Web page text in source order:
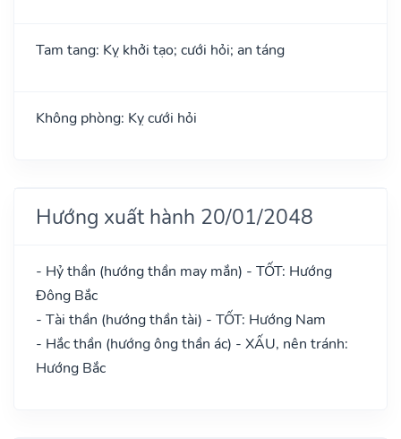
Tam tang: Kỵ khởi tạo; cưới hỏi; an táng
Không phòng: Kỵ cưới hỏi
Hướng xuất hành 20/01/2048
- Hỷ thần (hướng thần may mắn) - TỐT: Hướng
Đông Bắc
- Tài thần (hướng thần tài) - TỐT: Hướng Nam
- Hắc thần (hướng ông thần ác) - XẤU, nên tránh:
Hướng Bắc